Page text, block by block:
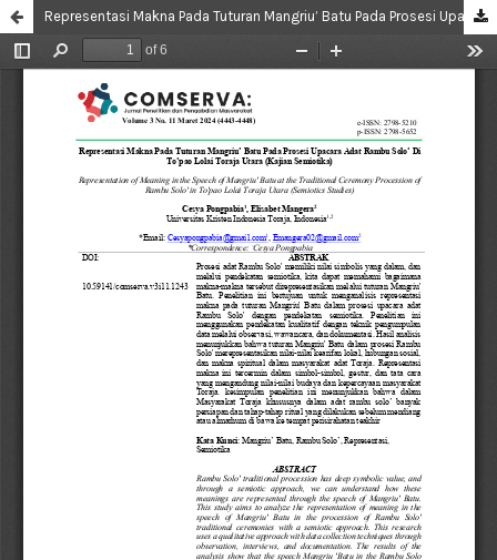
Representasi Makna Pada Tuturan Mangriu’ Batu Pada Prosesi Upacara Adat Rambu Solo’ Di To’pao Lolai Toraja Utara (Kajian Semiotika)